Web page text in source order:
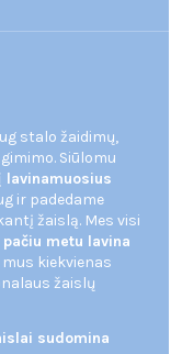
stalo žaidimų,
Siūlomu
ir padedame
žaislą. Mes visi
metu lavina
kiekvienas
žaislų
sudomina